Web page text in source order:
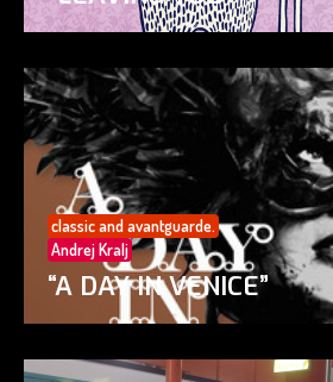
classic and avantguarde.
Andrej Kralj
“A DAY IN VENICE”